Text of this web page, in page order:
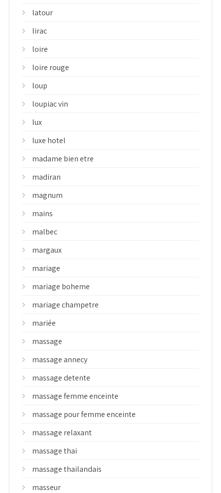
latour
lirac
loire
loire rouge
loup
loupiac vin
lux
luxe hotel
madame bien etre
madiran
magnum
mains
malbec
margaux
mariage
mariage boheme
mariage champetre
mariée
massage
massage annecy
massage detente
massage femme enceinte
massage pour femme enceinte
massage relaxant
massage thai
massage thailandais
masseur